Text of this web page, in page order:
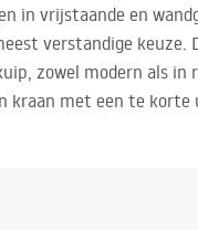
in vrijstaande en
verstandige
zowel modern als
kraan met een te